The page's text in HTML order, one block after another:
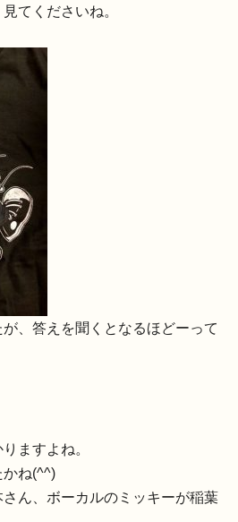
てくださいね。
、 答えを聞くとなるほどーって
ますよね。
かね(^^)
ん、ボーカルのミッキーが稲葉